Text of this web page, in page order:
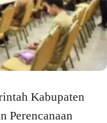
Kabupaten
Perencanaan